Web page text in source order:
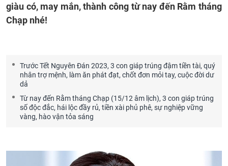
giàu có, may mắn, thành công từ nay đến Rằm tháng
Chạp nhé!
Trước Tết Nguyên Đán 2023, 3 con giáp trúng đậm tiền tài, quý
nhân trợ mệnh, làm ăn phát đạt, chốt đơn mỏi tay, cuộc đời dư
dả
Từ nay đến Rằm tháng Chạp (15/12 âm lịch), 3 con giáp trúng
số độc đắc, hái lộc đầy rủ, tiền xài phủ phê, sự nghiệp vững
vàng, hào vận tỏa sáng